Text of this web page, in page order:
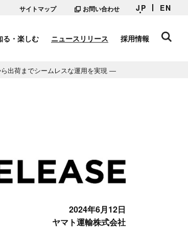
サイトマップ お問い合わせ JP EN
る・楽しむ ニュースリリース 採用情報
出荷までシームレスな運用を実現 ―
2024年6月12日
ヤマト運輸株式会社